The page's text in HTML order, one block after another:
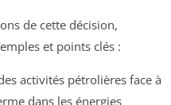
de cette décision,
et points clés :
activités pétrolières face à
dans les énergies